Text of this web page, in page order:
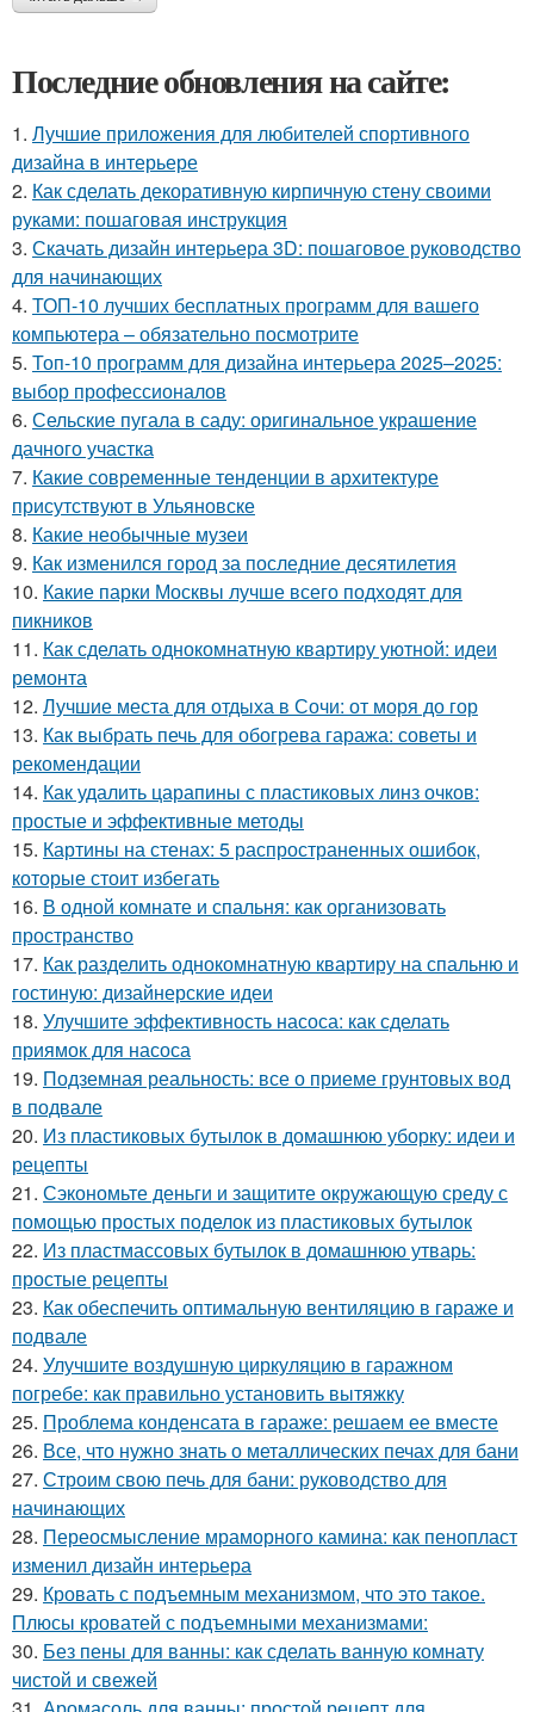
Последние обновления на сайте:
1. Лучшие приложения для любителей спортивного
дизайна в интерьере
2. Как сделать декоративную кирпичную стену своими
руками: пошаговая инструкция
3. Скачать дизайн интерьера 3D: пошаговое руководство
для начинающих
4. ТОП-10 лучших бесплатных программ для вашего
компьютера – обязательно посмотрите
5. Топ-10 программ для дизайна интерьера 2025–2025:
выбор профессионалов
6. Сельские пугала в саду: оригинальное украшение
дачного участка
7. Какие современные тенденции в архитектуре
присутствуют в Ульяновске
8. Какие необычные музеи
9. Как изменился город за последние десятилетия
10. Какие парки Москвы лучше всего подходят для
пикников
11. Как сделать однокомнатную квартиру уютной: идеи
ремонта
12. Лучшие места для отдыха в Сочи: от моря до гор
13. Как выбрать печь для обогрева гаража: советы и
рекомендации
14. Как удалить царапины с пластиковых линз очков:
простые и эффективные методы
15. Картины на стенах: 5 распространенных ошибок,
которые стоит избегать
16. В одной комнате и спальня: как организовать
пространство
17. Как разделить однокомнатную квартиру на спальню и
гостиную: дизайнерские идеи
18. Улучшите эффективность насоса: как сделать
приямок для насоса
19. Подземная реальность: все о приеме грунтовых вод
в подвале
20. Из пластиковых бутылок в домашнюю уборку: идеи и
рецепты
21. Сэкономьте деньги и защитите окружающую среду с
помощью простых поделок из пластиковых бутылок
22. Из пластмассовых бутылок в домашнюю утварь:
простые рецепты
23. Как обеспечить оптимальную вентиляцию в гараже и
подвале
24. Улучшите воздушную циркуляцию в гаражном
погребе: как правильно установить вытяжку
25. Проблема конденсата в гараже: решаем ее вместе
26. Все, что нужно знать о металлических печах для бани
27. Строим свою печь для бани: руководство для
начинающих
28. Переосмысление мраморного камина: как пенопласт
изменил дизайн интерьера
29. Кровать с подъемным механизмом, что это такое.
Плюсы кроватей с подъемными механизмами:
30. Без пены для ванны: как сделать ванную комнату
чистой и свежей